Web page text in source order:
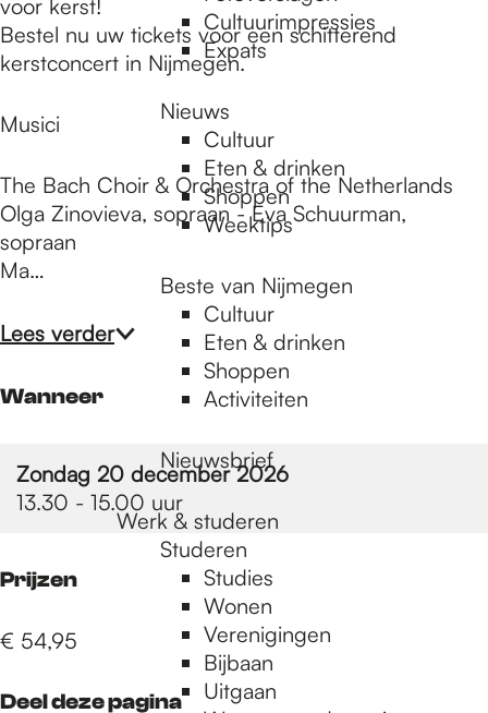
Cultuurimpressies
Expats
Nieuws
Cultuur
Eten & drinken
Shoppen
Weektips
Beste van Nijmegen
Cultuur
Eten & drinken
Shoppen
Activiteiten
Nieuwsbrief
Werk & studeren
Studeren
Studies
Wonen
Verenigingen
Bijbaan
Uitgaan
voor kerst!
Bestel nu uw tickets voor een schitterend
kerstconcert in Nijmegen.
Musici
The Bach Choir & Orchestra of the Netherlands
Olga Zinovieva, sopraan - Eva Schuurman,
sopraan
Ma…
Lees verder
Wanneer
Zondag 20 december 2026
13.30 - 15.00 uur
Prijzen
€ 54,95
Deel deze pagina